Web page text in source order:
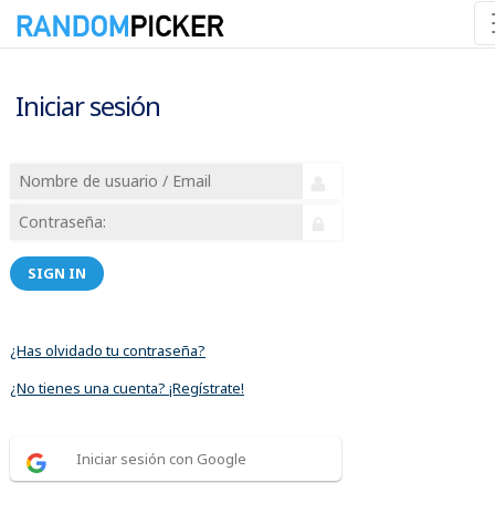
Iniciar sesión
SIGN IN
¿Has olvidado tu contraseña?
¿No tienes una cuenta? ¡Regístrate!
Iniciar sesión con Google